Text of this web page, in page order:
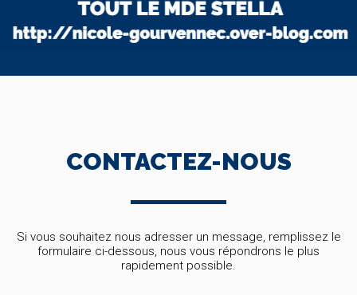
CONTACTEZ-NOUS
Si vous souhaitez nous adresser un message, remplissez le
formulaire ci-dessous, nous vous répondrons le plus
rapidement possible.